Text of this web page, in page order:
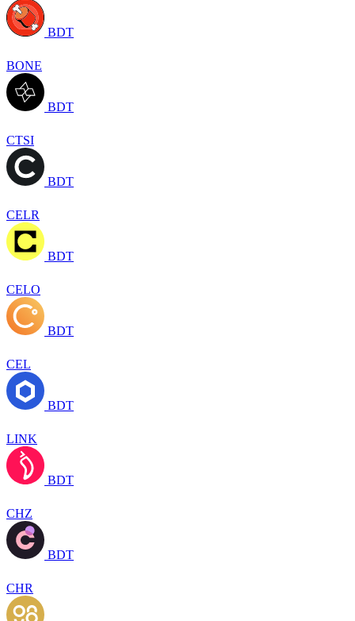
BDT
BONE
BDT
CTSI
BDT
CELR
BDT
CELO
BDT
CEL
BDT
LINK
BDT
CHZ
BDT
CHR